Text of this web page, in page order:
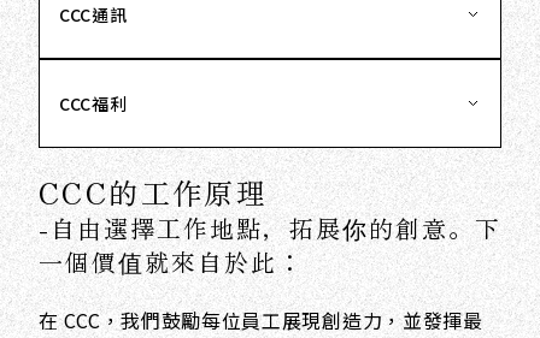
CCC通訊
CCC福利
CCC的工作原理
-自由選擇工作地點，拓展你的創意。下
一個價值就來自於此：
在 CCC，我們鼓勵每位員工展現創造力，並發揮最